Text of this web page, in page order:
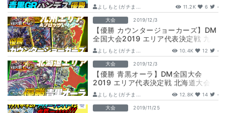
よしもと(ガチま... 11.2K 6 -
大会 2019/12/3
【優勝 カウンタージョーカーズ】DM
全国大会2019 エリア代表決定戦 九州
大会Aブロック（2ブロック）
よしもと(ガチま... 10.4K 12 -
大会 2019/12/3
【優勝 青黒オーラ】DM全国大会
2019 エリア代表決定戦 北海道大会
（2ブロック）
よしもと(ガチま... 12.8K 14 -
大会 2019/11/25